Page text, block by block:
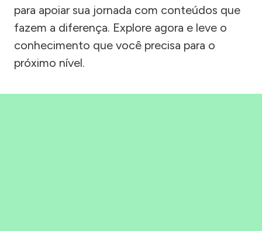
para apoiar sua jornada com conteúdos que
fazem a diferença. Explore agora e leve o
conhecimento que você precisa para o
próximo nível.